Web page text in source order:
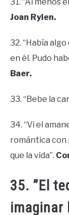
Joan Rylen.
32. “Había
en él. Pudo
Baer.
33. “Bebe la
34. “Vi el
romántica con
que la vida”.
35. ”El
imaginar